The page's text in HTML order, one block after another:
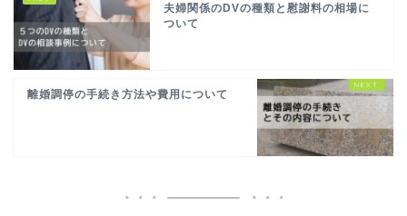
夫婦関係のDVの種類と慰謝料の相場に
ついて
離婚調停の手続き方法や費用について